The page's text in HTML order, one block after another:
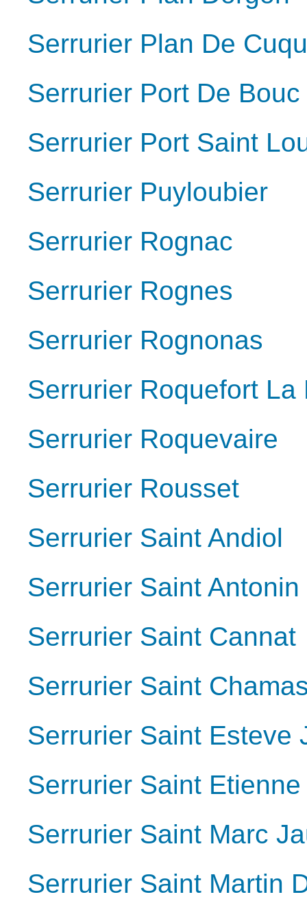
Serrurier Plan De
Serrurier Port De Bouc
Serrurier Port Saint
Serrurier Puyloubier
Serrurier Rognac
Serrurier Rognes
Serrurier Rognonas
Serrurier Roquefort La
Serrurier Roquevaire
Serrurier Rousset
Serrurier Saint Andiol
Serrurier Saint
Serrurier Saint Cannat
Serrurier Saint
Serrurier Saint Esteve
Serrurier Saint
Serrurier Saint Marc
Serrurier Saint Martin